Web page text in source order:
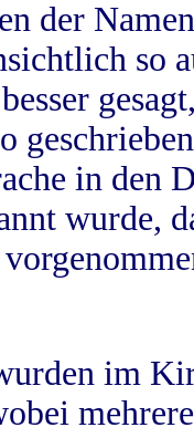
der
so
in
wurde,
im